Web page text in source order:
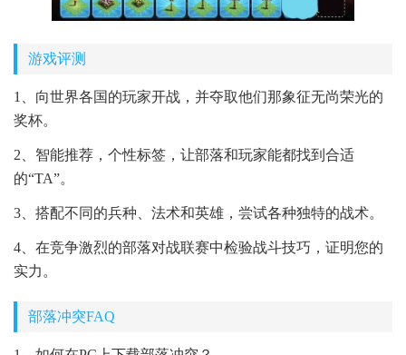
游戏评测
1、向世界各国的玩家开战，并夺取他们那象征无尚荣光的
奖杯。
2、智能推荐，个性标签，让部落和玩家能都找到合适
的“TA”。
3、搭配不同的兵种、法术和英雄，尝试各种独特的战术。
4、在竞争激烈的部落对战联赛中检验战斗技巧，证明您的
实力。
部落冲突FAQ